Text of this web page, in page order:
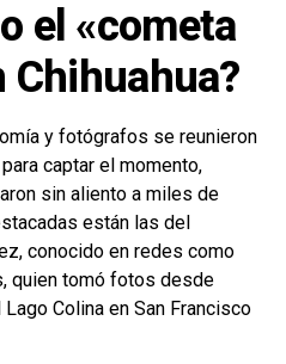
el «cometa
Chihuahua?
y fotógrafos se reunieron
captar el momento,
sin aliento a miles de
están las del
conocido en redes como
quien tomó fotos desde
Colina en San Francisco